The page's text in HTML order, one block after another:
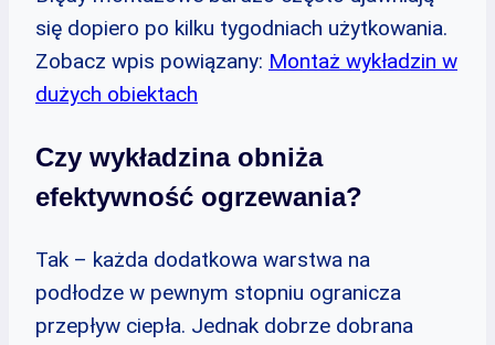
się dopiero po kilku tygodniach użytkowania.
Zobacz wpis powiązany: Montaż wykładzin w
dużych obiektach
Czy wykładzina obniża
efektywność ogrzewania?
Tak – każda dodatkowa warstwa na
podłodze w pewnym stopniu ogranicza
przepływ ciepła. Jednak dobrze dobrana